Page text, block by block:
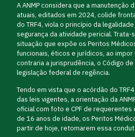
A ANMP considera que a manutenção
atuais, editados em 2024, colide
do TRF4, viola o princípio da
segurança da atividade pericial. Trata-
situação que expõe os Peritos
funcionais, éticos e jurídicos, ao impor
contraria a jurisprudência, o Código de
legislação federal de regência.
Tendo em vista que o acórdão do
das leis vigentes, a orientação da
oficial com foto e CPF de requerentes
de 16 anos de idade, os Peritos
partir de hoje, retomarem essa